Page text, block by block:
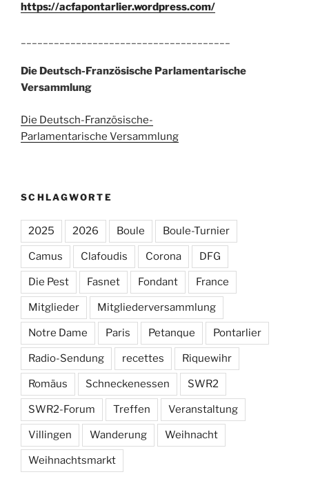
https://acfapontarlier.wordpress.com/
Die Deutsch-Französische Parlamentarische
Versammlung
Die Deutsch-Französische-
Parlamentarische Versammlung
SCHLAGWORTE
2025 2026 Boule Boule-Turnier
Camus Clafoudis Corona DFG
Die Pest Fasnet Fondant France
Mitglieder Mitgliederversammlung
Notre Dame Paris Petanque Pontarlier
Radio-Sendung recettes Riquewihr
Romäus Schneckenessen SWR2
SWR2-Forum Treffen Veranstaltung
Villingen Wanderung Weihnacht
Weihnachtsmarkt